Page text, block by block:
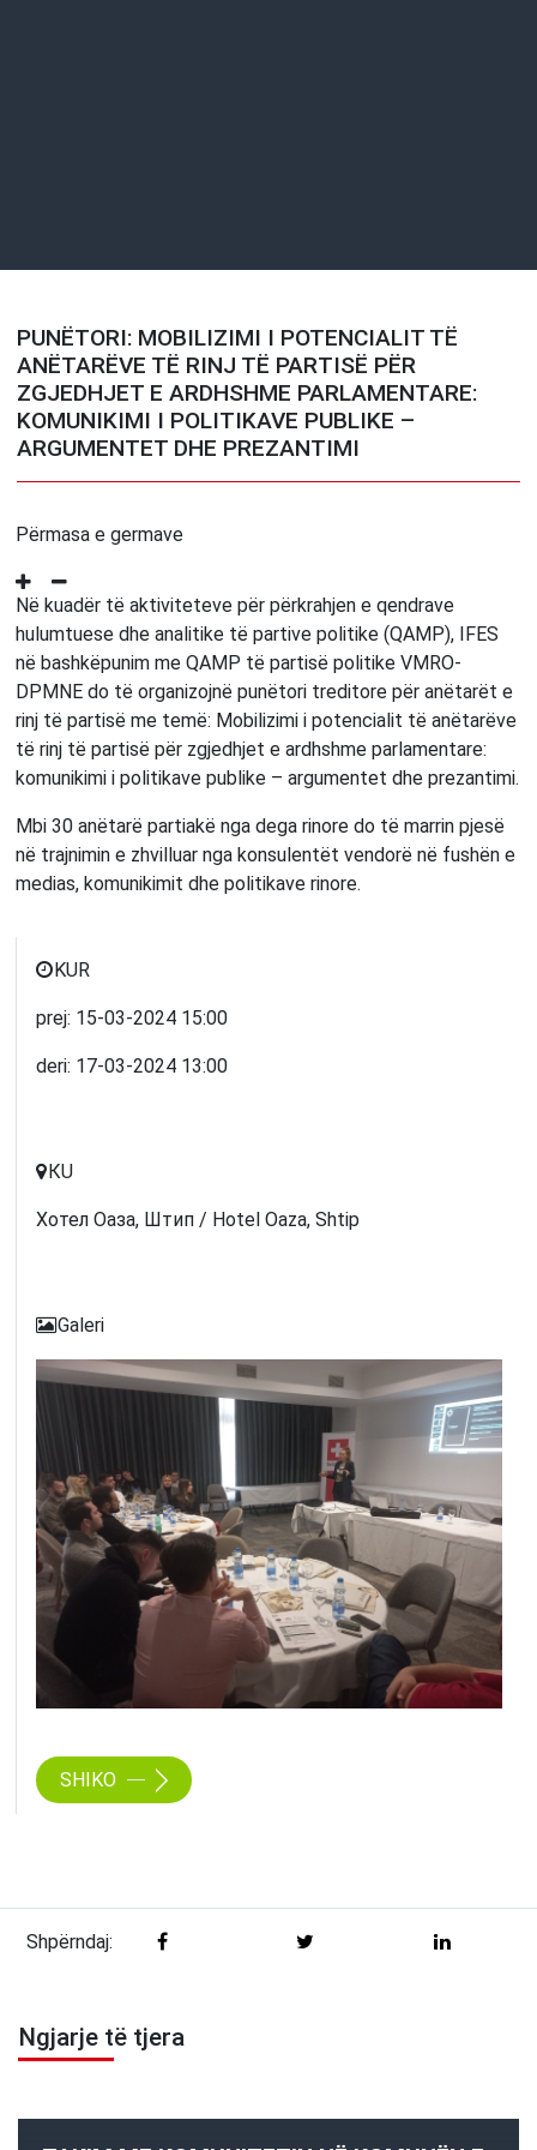
PUNËTORI: MOBILIZIMI I POTENCIALIT TË
ANËTARËVE TË RINJ TË PARTISË PËR
ZGJEDHJET E ARDHSHME PARLAMENTARE:
KOMUNIKIMI I POLITIKAVE PUBLIKE –
ARGUMENTET DHE PREZANTIMI
Përmasa e germave
Në kuadër të aktiviteteve për përkrahjen e qendrave
hulumtuese dhe analitike të partive politike (QAMP), IFES
në bashkëpunim me QAMP të partisë politike VMRO-
DPMNE do të organizojnë punëtori treditore për anëtarët e
rinj të partisë me temë: Mobilizimi i potencialit të anëtarëve
të rinj të partisë për zgjedhjet e ardhshme parlamentare:
komunikimi i politikave publike – argumentet dhe prezantimi.
Mbi 30 anëtarë partiakë nga dega rinore do të marrin pjesë
në trajnimin e zhvilluar nga konsulentët vendorë në fushën e
medias, komunikimit dhe politikave rinore.
KUR
prej: 15-03-2024 15:00
deri: 17-03-2024 13:00
КU
Хотел Оаза, Штип / Hotel Oaza, Shtip
Galeri
SHIKO
Shpërndaj:
Ngjarje të tjera